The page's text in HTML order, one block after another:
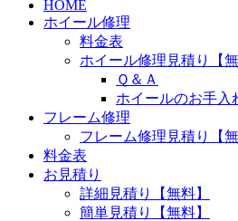
HOME
ホイール修理
料金表
ホイール修理見積り【無
Ｑ＆Ａ
ホイールのお手入
フレーム修理
フレーム修理見積り【無
料金表
お見積り
詳細見積り【無料】
簡単見積り【無料】